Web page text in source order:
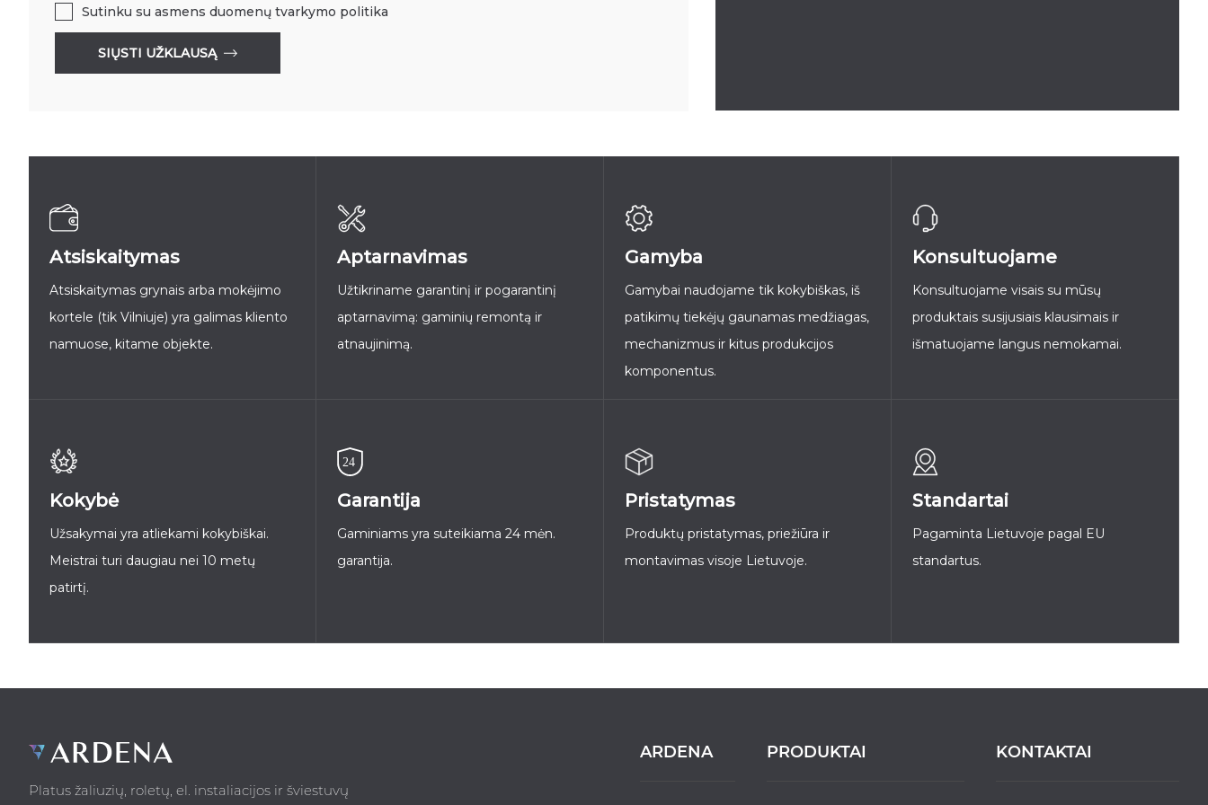
Sutinku su asmens duomenų tvarkymo politika
SIŲSTI UŽKLAUSĄ
Atsiskaitymas
Atsiskaitymas grynais arba mokėjimo
kortele (tik Vilniuje) yra galimas kliento
namuose, kitame objekte.
Aptarnavimas
Užtikriname garantinį ir pogarantinį
aptarnavimą: gaminių remontą ir
atnaujinimą.
Gamyba
Gamybai naudojame tik kokybiškas, iš
patikimų tiekėjų gaunamas medžiagas,
mechanizmus ir kitus produkcijos
komponentus.
Konsultuojame
Konsultuojame visais su mūsų
produktais susijusiais klausimais ir
išmatuojame langus nemokamai.
Kokybė
Užsakymai yra atliekami kokybiškai.
Meistrai turi daugiau nei 10 metų
patirtį.
Garantija
Gaminiams yra suteikiama 24 mėn.
garantija.
Pristatymas
Produktų pristatymas, priežiūra ir
montavimas visoje Lietuvoje.
Standartai
Pagaminta Lietuvoje pagal EU
standartus.
Platus žaliuzių, roletų, el. instaliacijos ir šviestuvų
ARDENA PRODUKTAI KONTAKTAI